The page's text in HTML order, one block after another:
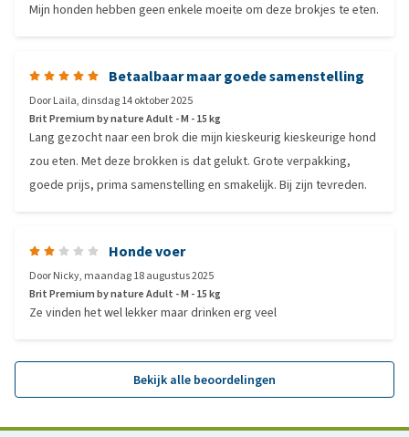
Mijn honden hebben geen enkele moeite om deze brokjes te eten.
Betaalbaar maar goede samenstelling
DoorLaila, dinsdag 14 oktober 2025
Brit Premium by nature Adult - M - 15 kg
Lang gezocht naar een brok die mijn kieskeurig kieskeurige hond
zou eten. Met deze brokken is dat gelukt. Grote verpakking,
goede prijs, prima samenstelling en smakelijk. Bij zijn tevreden.
Honde voer
DoorNicky, maandag 18 augustus 2025
Brit Premium by nature Adult - M - 15 kg
Ze vinden het wel lekker maar drinken erg veel
Bekijk alle beoordelingen